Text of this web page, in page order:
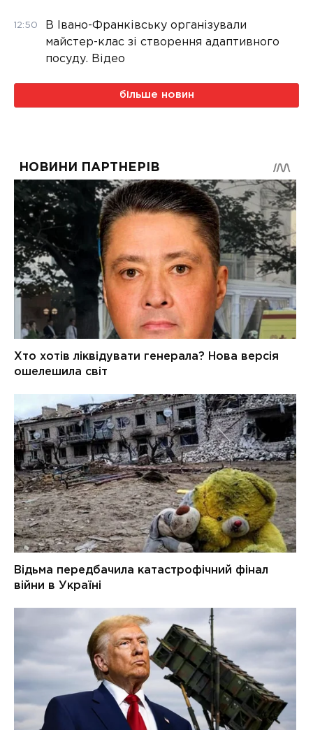
12:50
В Івано-Франківську організували
майстер-клас зі створення адаптивного
посуду. Відео
більше новин